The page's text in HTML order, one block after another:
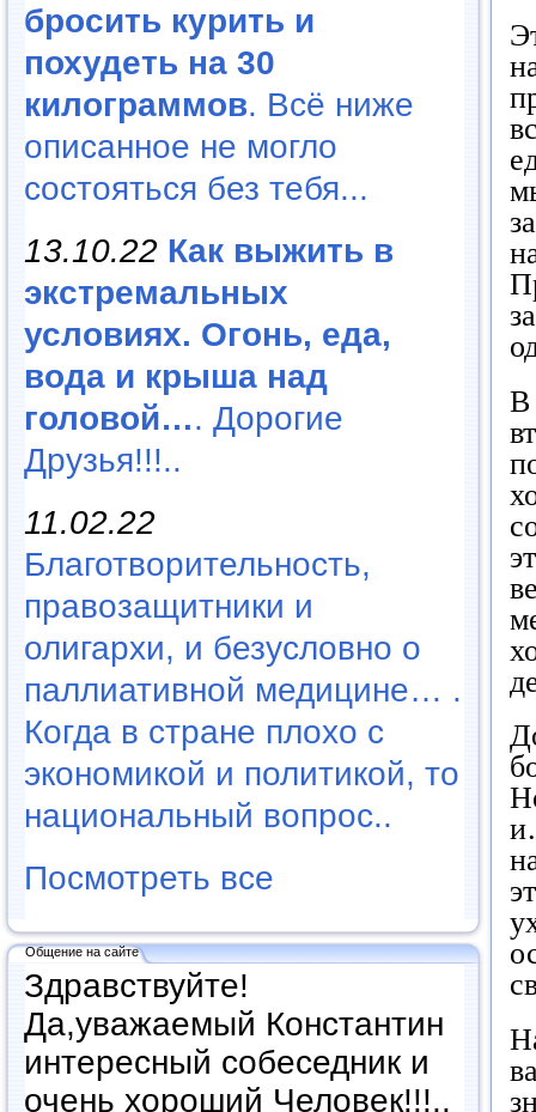
бросить курить и
похудеть на 30
килограммов. Всё ниже
описанное не могло
состояться без тебя...
13.10.22 Как выжить в
экстремальных
условиях. Огонь, еда,
вода и крыша над
головой…. Дорогие
Друзья!!!..
11.02.22
Благотворительность,
правозащитники и
олигархи, и безусловно о
паллиативной медицине… .
Когда в стране плохо с
экономикой и политикой, то
национальный вопрос..
Посмотреть все
Общение на сайте
Здравствуйте!
Да,уважаемый Константин
интересный собеседник и
очень хороший Человек!!!..
В